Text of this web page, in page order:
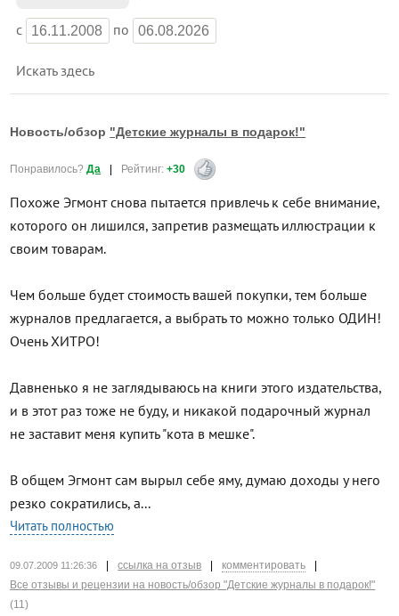
c по
Искать здесь
Новость/обзор "Детские журналы в подарок!"
Понравилось?Да | Рейтинг:+30
Похоже Эгмонт снова пытается привлечь к себе внимание,
которого он лишился, запретив размещать иллюстрации к
своим товарам.
Чем больше будет стоимость вашей покупки, тем больше
журналов предлагается, а выбрать то можно только ОДИН!
Очень ХИТРО!
Давненько я не заглядываюсь на книги этого издательства,
и в этот раз тоже не буду, и никакой подарочный журнал
не заставит меня купить "кота в мешке".
В общем Эгмонт сам вырыл себе яму, думаю доходы у него
резко сократились, а...
Читать полностью
09.07.2009 11:26:36 ссылка на отзыв комментировать
Все отзывы и рецензии на новость/обзор "Детские журналы в подарок!"
(11)